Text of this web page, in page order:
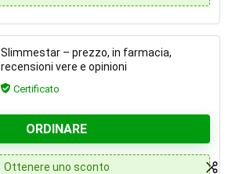
Slimmestar – prezzo, in farmacia,
recensioni vere e opinioni
Certificato
ORDINARE
Ottenere uno sconto